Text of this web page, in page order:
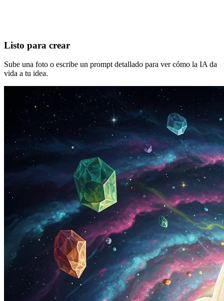
Listo para crear
Sube una foto o escribe un prompt detallado para ver cómo la IA da
vida a tu idea.